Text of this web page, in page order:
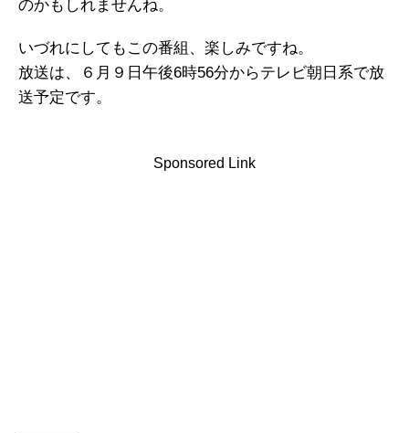
のかもしれませんね。
いづれにしてもこの番組、楽しみですね。
放送は、６月９日午後6時56分からテレビ朝日系で放
送予定です。
Sponsored Link